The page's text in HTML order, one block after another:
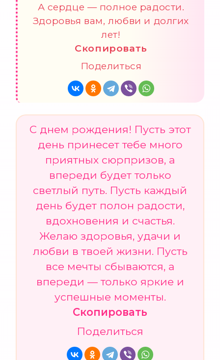
А сердце — полное радости.
Здоровья вам, любви и долгих
лет!
Скопировать
Поделиться
С днем рождения! Пусть этот
день принесет тебе много
приятных сюрпризов, а
впереди будет только
светлый путь. Пусть каждый
день будет полон радости,
вдохновения и счастья.
Желаю здоровья, удачи и
любви в твоей жизни. Пусть
все мечты сбываются, а
впереди — только яркие и
успешные моменты.
Скопировать
Поделиться